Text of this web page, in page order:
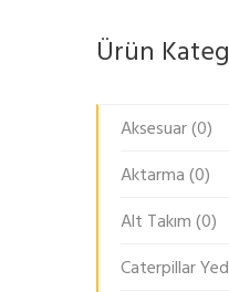
Ürün
Aksesuar(0)
Aktarma(0)
Alt Takım(0)
Caterpillar